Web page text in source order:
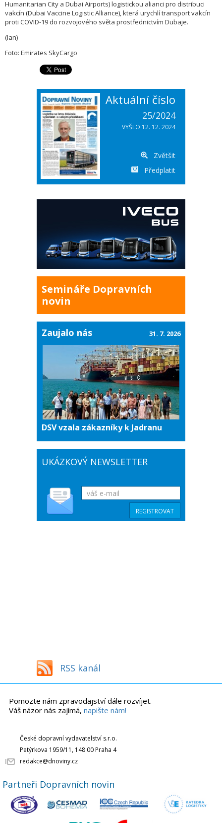
Humanitarian City a Dubai Airports) logistickou alianci pro distribuci
vakcín (Dubai Vaccine Logistic Alliance), která urychlí transport vakcín
proti COVID-19 do rozvojového světa prostřednictvím Dubaje.
(lan)
Foto: Emirates SkyCargo
Aktuální číslo
25/2024
VYŠLO 12. 12. 2024
Zvětšit
Předplatit
Semináře Dopravních
novin
Zaujalo nás
DSV vzala zákazníky k Jadranu
31. 7. 2026
UKÁZKOVÝ NEWSLETTER
RSS kanál
Pomozte nám zpravodajství dále rozvíjet.
Váš názor nás zajímá, napište nám!
České dopravní vydavatelství s.r.o.
Petýrkova 1959/11, 148 00 Praha 4
redakce@dnoviny.cz
Partneři Dopravních novin